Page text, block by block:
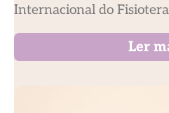
Internacional do
Ler